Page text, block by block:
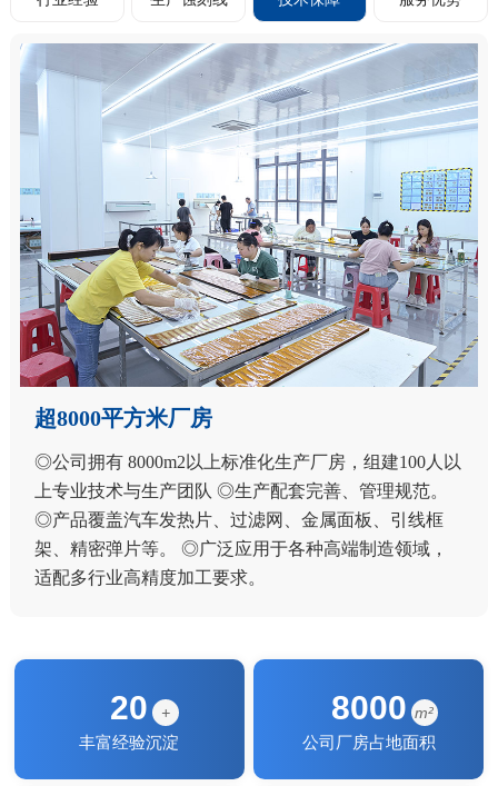
超8000平方米厂房
◎公司拥有 8000m2以上标准化生产厂房，组建100人以
上专业技术与生产团队 ◎生产配套完善、管理规范。
◎产品覆盖汽车发热片、过滤网、金属面板、引线框
架、精密弹片等。 ◎广泛应用于各种高端制造领域，
适配多行业高精度加工要求。
20
+
丰富经验沉淀
8000 m²
公司厂房占地面积